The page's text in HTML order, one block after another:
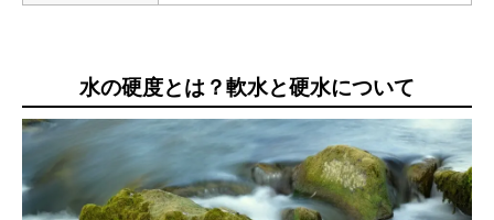
水の硬度とは？軟水と硬水について